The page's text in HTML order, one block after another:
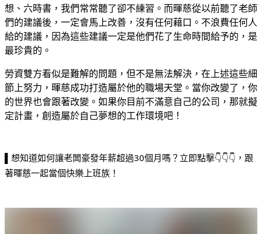
想、六時書，我們常常聽了卻不練習。而暉慈從以前聽了老師
們的建議後，一定會馬上改善，沒有任何藉口。不浪費任何人
給的建議，因為這些建議一定是他們花了生命時間給予的，是
最珍貴的。
勞資雙方看似是難解的問題，但不是無法解決，在上述這些細
節上努力，暉慈成功打造屬於他的職場天堂。當你改變了，你
的世界也會跟著改變。如果你目前不滿意自己的公司，那就擬
定計畫，創造屬於自己夢想的工作環境吧！
▌想知道如何讓老闆豪發年薪超過30個月嗎？立即點擊👇👇👇，跟
著暉慈一起當個快樂上班族！